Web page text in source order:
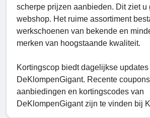
scherpe prijzen aanbieden. Dit ziet u
webshop. Het ruime assortiment
werkschoenen van bekende en
merken van hoogstaande kwaliteit.
Kortingscop biedt dagelijkse updates
DeKlompenGigant. Recente
aanbiedingen en kortingscodes van
DeKlompenGigant zijn te vinden bij